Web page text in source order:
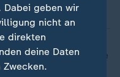
erkauft: Ohne die
die Aufnahme
geben wir
nicht an
direkten
deine Daten